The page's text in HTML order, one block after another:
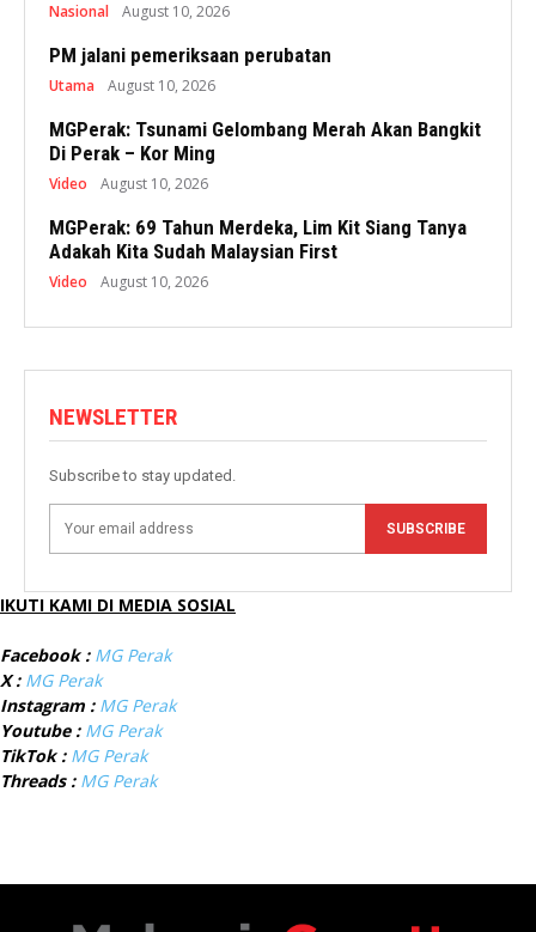
Nasional August 10, 2026
PM jalani pemeriksaan perubatan
Utama August 10, 2026
MGPerak: Tsunami Gelombang Merah Akan Bangkit
Di Perak – Kor Ming
Video August 10, 2026
MGPerak: 69 Tahun Merdeka, Lim Kit Siang Tanya
Adakah Kita Sudah Malaysian First
Video August 10, 2026
NEWSLETTER
Subscribe to stay updated.
SUBSCRIBE
IKUTI KAMI DI MEDIA SOSIAL
Facebook : MG Perak
X : MG Perak
Instagram : MG Perak
Youtube : MG Perak
TikTok : MG Perak
Threads : MG Perak